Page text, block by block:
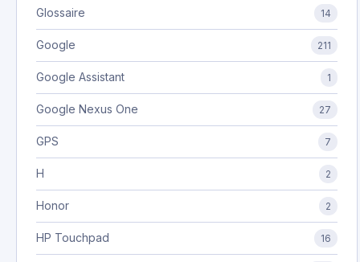
Glossaire 14
Google 211
Google Assistant 1
Google Nexus One 27
GPS 7
H 2
Honor 2
HP Touchpad 16